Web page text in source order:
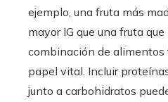
ejemplo, una fruta más
mayor IG que una fruta
combinación de alimentos
papel vital. Incluir
junto a carbohidratos